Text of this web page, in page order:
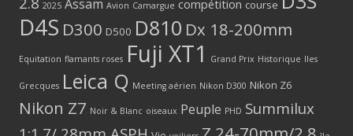
2025 Assam Avion Camargue compétition course
D4S D300 D500 D810 Dx 18-200mm
Equitation flamants roses Fuji XT1 Grand Prix Historique Iles
Grecques Leica Q Meeting aérien Nikon D300 Nikon Z6
Nikon Z7 Noir & Blanc oiseaux Peuple PHD Summilux